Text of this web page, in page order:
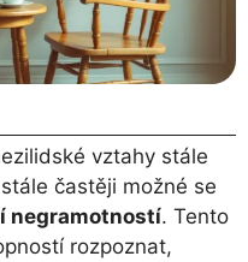
vztahy stále
častěji možné se
negramotností. Tento
rozpoznat,